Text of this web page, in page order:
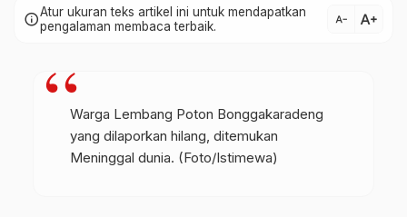
infoAtur ukuran teks artikel ini untuk mendapatkan
pengalaman membaca terbaik.
text_decrease text_increase
Warga Lembang Poton Bonggakaradeng
yang dilaporkan hilang, ditemukan
Meninggal dunia. (Foto/Istimewa)